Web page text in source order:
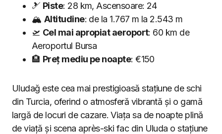
🎿 Piste: 28 km, Ascensoare: 24
🏔 Altitudine: de la 1.767 m la 2.543 m
🛫 Cel mai apropiat aeroport: 60 km de
Aeroportul Bursa
🏨 Preț mediu pe noapte: €150
Uludağ este cea mai prestigioasă stațiune de schi
din Turcia, oferind o atmosferă vibrantă și o gamă
largă de locuri de cazare. Viața sa de noapte plină
de viață și scena après-ski fac din Uluda o stațiune